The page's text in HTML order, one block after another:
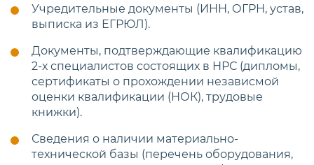
Учредительные документы (ИНН, ОГРН, устав,
выписка из ЕГРЮЛ).
Документы, подтверждающие квалификацию
2-х специалистов состоящих в НРС (дипломы,
сертификаты о прохождении независмой
оценки квалификации (НОК), трудовые
книжки).
Сведения о наличии материально-
технической базы (перечень оборудования,